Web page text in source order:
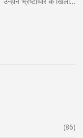
(86)